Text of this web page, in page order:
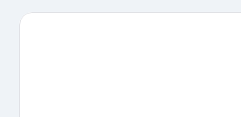
Movistar Arena o Estadio Santiago Bernabéu.